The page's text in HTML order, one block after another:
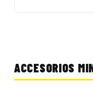
ACCESORIOS